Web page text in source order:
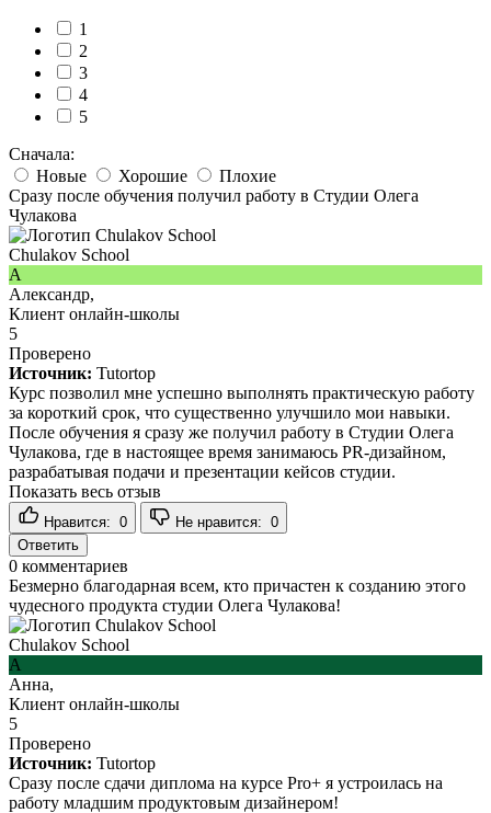
1
2
3
4
5
Сначала:
Новые
Хорошие
Плохие
Сразу после обучения получил работу в Студии Олега
Чулакова
Chulakov School
А
Александр,
Клиент онлайн-школы
5
Проверено
Источник: Tutortop
Курс позволил мне успешно выполнять практическую работу
за короткий срок, что существенно улучшило мои навыки.
После обучения я сразу же получил работу в Студии Олега
Чулакова, где в настоящее время занимаюсь PR-дизайном,
разрабатывая подачи и презентации кейсов студии.
Показать весь отзыв
Нравится: 0 Не нравится: 0
Ответить
0 комментариев
Безмерно благодарная всем, кто причастен к созданию этого
чудесного продукта студии Олега Чулакова!
Chulakov School
А
Анна,
Клиент онлайн-школы
5
Проверено
Источник: Tutortop
Сразу после сдачи диплома на курсе Pro+ я устроилась на
работу младшим продуктовым дизайнером!